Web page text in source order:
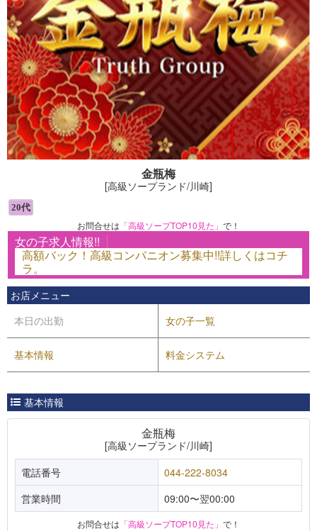
金瓶梅
[高級ソープランド/川崎]
お問合せは 「高級ソープTOP10見た」 で！
女の子求人情報!!
高額バック！高級コンパニオン募集中!!詳しくはコチ
ラ。
お店メニュー
本日の出勤
女の子一覧
基本情報 料金システム
基本情報
金瓶梅
[高級ソープランド/川崎]
電話番号
044-222-8034
営業時間
09:00〜翌00:00
お問合せは 「高級ソープTOP10見た」 で！